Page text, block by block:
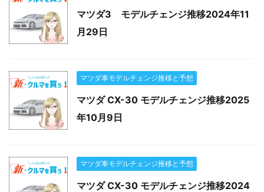
マツダ3 モデルチェンジ推移2024年11
月29日
マツダ車モデルチェンジ推移と予想
マツダ CX-30 モデルチェンジ推移2025
年10月9日
マツダ車モデルチェンジ推移と予想
マツダ CX-30 モデルチェンジ推移2024